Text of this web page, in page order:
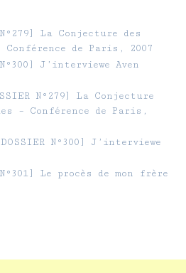
N°279] La Conjecture des
de Paris, 2007
N°300] J’interviewe Aven
N°279] La Conjecture
– Conférence de Paris,
N°300] J’interviewe
N°301] Le procès de mon frère